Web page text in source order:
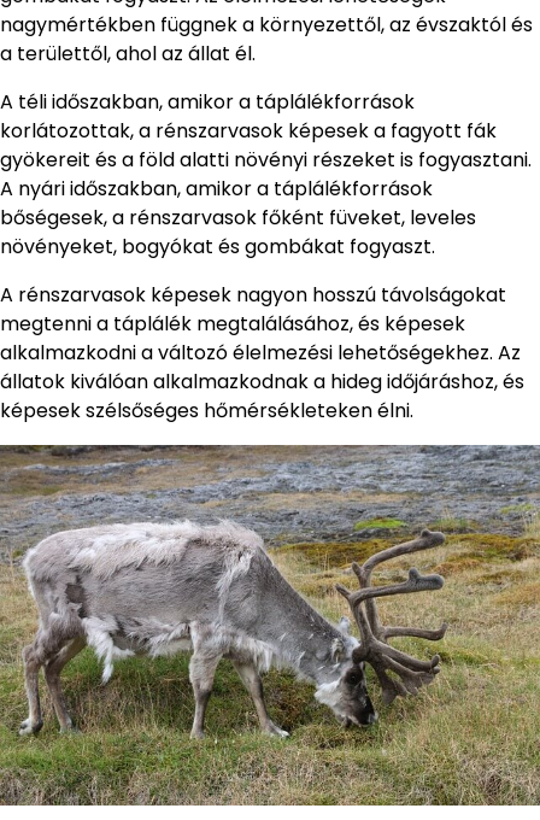
nagymértékben függnek a környezettől, az évszaktól és
a területtől, ahol az állat él.
A téli időszakban, amikor a táplálékforrások
korlátozottak, a rénszarvasok képesek a fagyott fák
gyökereit és a föld alatti növényi részeket is fogyasztani.
A nyári időszakban, amikor a táplálékforrások
bőségesek, a rénszarvasok főként füveket, leveles
növényeket, bogyókat és gombákat fogyaszt.
A rénszarvasok képesek nagyon hosszú távolságokat
megtenni a táplálék megtalálásához, és képesek
alkalmazkodni a változó élelmezési lehetőségekhez. Az
állatok kiválóan alkalmazkodnak a hideg időjáráshoz, és
képesek szélsőséges hőmérsékleteken élni.